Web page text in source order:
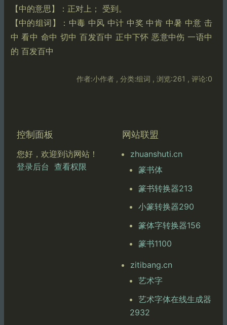
【中的意思】：正对上； 受到。
【中的组词】：中毒 中风 中计 中奖 中肯 中暑 中意 击
中 看中 命中 切中 百发百中 正中下怀 恶意中伤 一语中
的 百发百中
作者:小作者 , 分类:组词 , 浏览:261 , 评论:0
控制面板
您好，欢迎到访网站！
登录后台 查看权限
网站联盟
zhuanshuti.cn
篆书体
篆书转换器213
小篆转换器290
篆体字转换器156
篆书1100
zitibang.cn
艺术字
艺术字体在线生成器
2932